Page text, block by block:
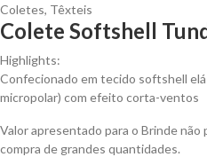
Coletes, Têxteis
Colete Softshell
Highlights:
Confecionado em tecido softshell
micropolar) com efeito corta-ventos
Valor apresentado para o Brinde
compra de grandes quantidades.